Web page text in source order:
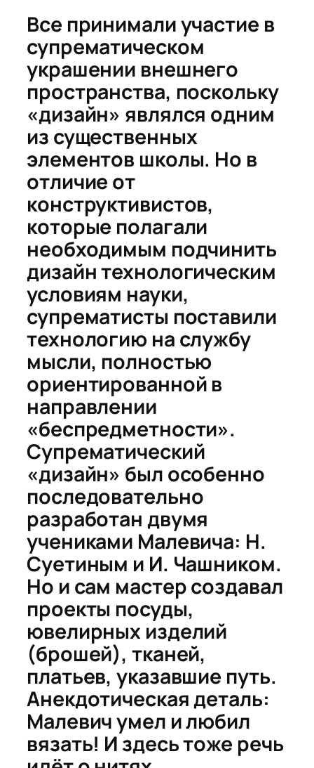
Все принимали участие в
супрематическом
украшении внешнего
пространства, поскольку
«дизайн» являлся одним
из существенных
элементов школы. Но в
отличие от
конструктивистов,
которые полагали
необходимым подчинить
дизайн технологическим
условиям науки,
супрематисты поставили
технологию на службу
мысли, полностью
ориентированной в
направлении
«беспредметности».
Супрематический
«дизайн» был особенно
последовательно
разработан двумя
учениками Малевича: Н.
Суетиным и И. Чашником.
Но и сам мастер создавал
проекты посуды,
ювелирных изделий
(брошей), тканей,
платьев, указавшие путь.
Анекдотическая деталь:
Малевич умел и любил
вязать! И здесь тоже речь